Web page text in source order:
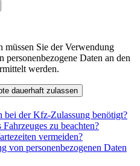
müssen Sie der Verwendung
Daten an den
werden.
dauerhaft zulassen
bei der Kfz-Zulassung benötigt?
zu beachten?
vermeiden?
von personenbezogenen Daten